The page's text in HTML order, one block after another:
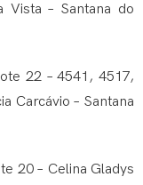
Vista – Santana do
22 – 4541, 4517,
Carcávio – Santana
20 – Celina Gladys